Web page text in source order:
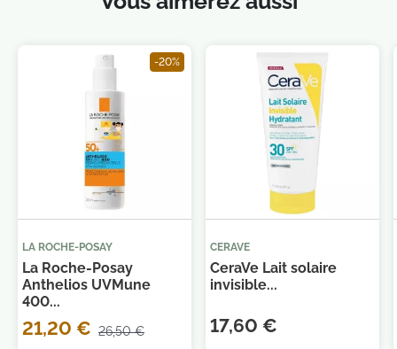
-20%
LA ROCHE-POSAY
La Roche-Posay
Anthelios UVMune
400...
21,20 € 26,50 €
CERAVE
CeraVe Lait solaire
invisible...
17,60 €
Je consens également à recevoir les offres
promotionnelles. Consultez notre politique de